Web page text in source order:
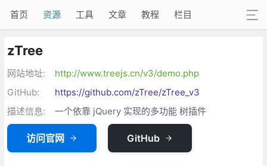
首页 资源 工具 文章 教程 栏目
zTree
网站地址:
http://www.treejs.cn/v3/demo.php
GitHub:
https://github.com/zTree/zTree_v3
描述信息:
一个依靠 jQuery 实现的多功能 树插件
访问官网 GitHub